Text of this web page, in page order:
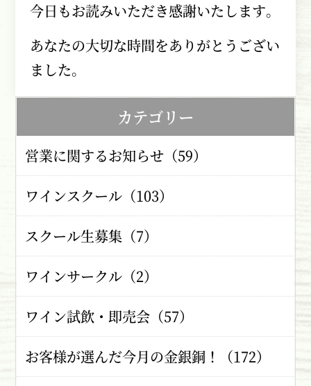
今日もお読みいただき感謝いたします。
あなたの大切な時間をありがとうござい
ました。
カテゴリー
営業に関するお知らせ（59）
ワインスクール（103）
スクール生募集（7）
ワインサークル（2）
ワイン試飲・即売会（57）
お客様が選んだ今月の金銀銅！（172）